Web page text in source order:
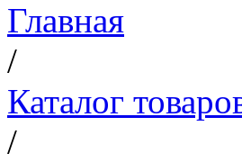
Главная
/
Каталог
/